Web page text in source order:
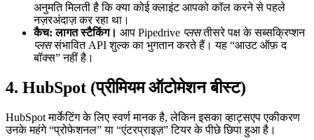
अनुमति मिलती है कि क्या कोई क्लाइंट आपको कॉल करने से पहले
नज़रअंदाज़ कर रहा था।
कैच: लागत स्टैकिंग। आप Pipedrive प्लसतीसरे पक्ष के सब्सक्रिप्शन
प्लससंभावित API शुल्क का भुगतान करते हैं। यह “आउट ऑफ़ द
बॉक्स” नहीं है।
4. HubSpot (प्रीमियम ऑटोमेशन बीस्ट)
HubSpot मार्केटिंग के लिए स्वर्ण मानक है, लेकिन इसका व्हाट्सएप एकीकरण
उनके महंगे “प्रोफेशनल” या “एंटरप्राइज़” टियर के पीछे छिपा हुआ है।